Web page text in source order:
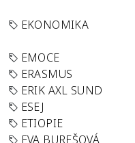
EKONOMIKA
EMOCE
ERASMUS
ERIK AXL SUND
ESEJ
ETIOPIE
EVA BUREŠOVÁ